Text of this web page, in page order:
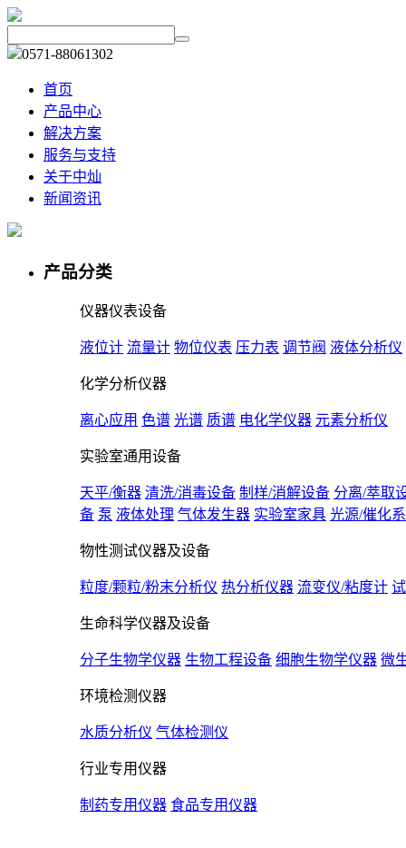
0571-88061302
首页
产品中心
解决方案
服务与支持
关于中灿
新闻资讯
产品分类
仪器仪表设备
液位计 流量计 物位仪表 压力表 调节阀 液体分析仪
化学分析仪器
离心应用 色谱 光谱 质谱 电化学仪器 元素分析仪
实验室通用设备
天平/衡器 清洗/消毒设备 制样/消解设备 分离/萃取
备 泵 液体处理 气体发生器 实验室家具 光源/催化
物性测试仪器及设备
粒度/颗粒/粉末分析仪 热分析仪器 流变仪/粘度计
生命科学仪器及设备
分子生物学仪器 生物工程设备 细胞生物学仪器 微
环境检测仪器
水质分析仪 气体检测仪
行业专用仪器
制药专用仪器 食品专用仪器